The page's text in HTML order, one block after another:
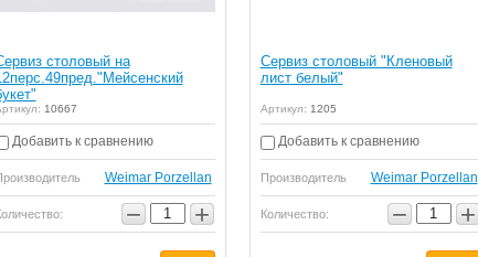
столовый на
10667
Добавить к сравнению
Weimar Porzellan
− +
Сервиз столовый "Кленовый
лист белый"
Артикул: 1205
Добавить к сравнению
Производитель Weimar Porzellan
Количество: − +